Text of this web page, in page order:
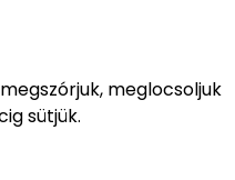
meglocsoljuk
sütjük.